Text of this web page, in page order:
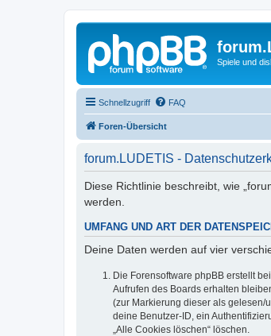
Spiele und
Schnellzugriff FAQ
Foren-Übersicht
forum.LUDETIS -
Diese Richtlinie beschreibt, wie
werden.
UMFANG UND ART DER
Deine Daten werden auf vier
Die Forensoftware phpBB erstellt
Aufrufen des Boards erhalten
(zur Markierung dieser als gelesen/
deine Benutzer-ID, ein
„Alle Cookies löschen“ löschen.